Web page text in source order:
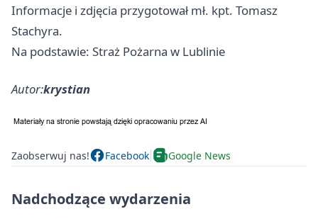
Informacje i zdjęcia przygotował mł. kpt. Tomasz
Stachyra.
Na podstawie: Straż Pożarna w Lublinie
Autor:krystian
Zaobserwuj nas! Facebook Google News
Nadchodzące wydarzenia